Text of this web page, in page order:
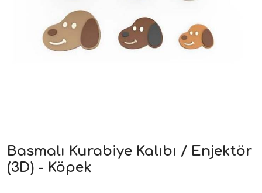
Basmalı Kurabiye Kalıbı / Enjektör
(3D) - Köpek